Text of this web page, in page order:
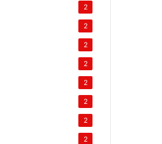
2
2
2
2
2
2
2
2